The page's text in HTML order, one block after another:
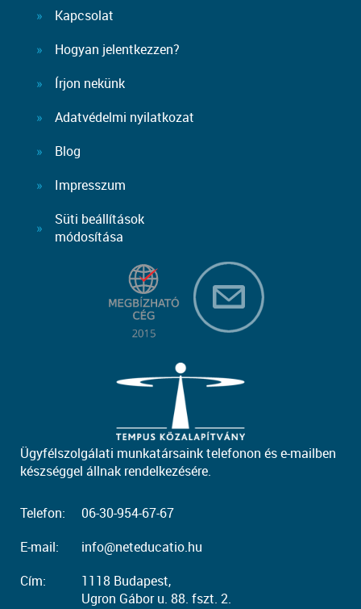
Kapcsolat
Hogyan jelentkezzen?
Írjon nekünk
Adatvédelmi nyilatkozat
Blog
Impresszum
Süti beállítások
módosítása
Ügyfélszolgálati munkatársaink telefonon és e-mailben
készséggel állnak rendelkezésére.
Telefon:
06-30-954-67-67
E-mail:
info@neteducatio.hu
Cím:
1118 Budapest,
Ugron Gábor u. 88. fszt. 2.